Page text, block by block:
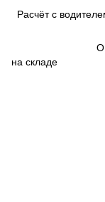
Расчёт с
Оплата
на складе